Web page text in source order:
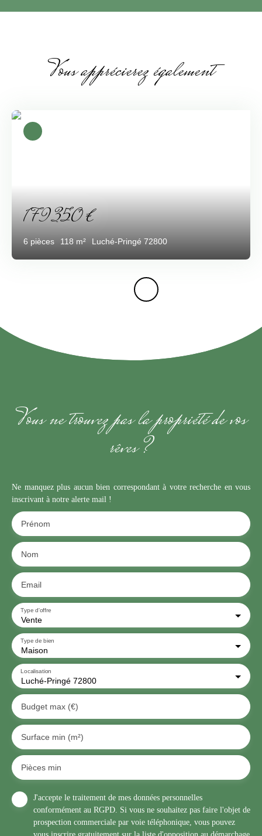
Vous apprécierez également
179 350€
6 pièces 118 m² Luché-Pringé 72800
Vous ne trouvez pas la propriété de vos
rêves ?
Ne manquez plus aucun bien correspondant à votre recherche en vous
inscrivant à notre alerte mail !
Prénom
Nom
Email
Vente
Type d'offre
Maison
Type de bien
Luché-Pringé 72800
Localisation
Budget max (€)
Surface min (m²)
Pièces min
J'accepte le traitement de mes données personnelles
conformément au RGPD. Si vous ne souhaitez pas faire l'objet de
prospection commerciale par voie téléphonique, vous pouvez
vous inscrire gratuitement sur la liste d'opposition au démarchage